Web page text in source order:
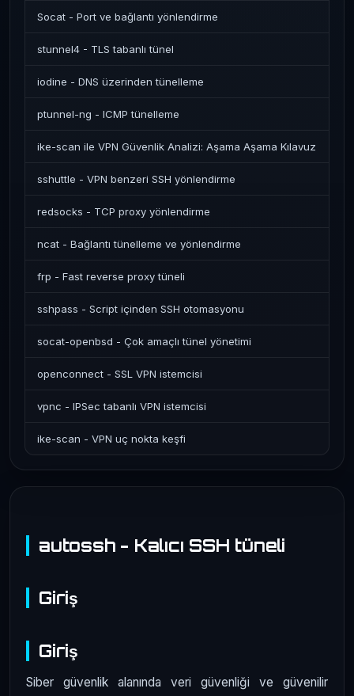
autossh - Kalıcı SSH tüneli
Giriş
Giriş
Siber güvenlik alanında veri güvenliği ve güvenilir
Socat - Port ve bağlantı yönlendirme
stunnel4 - TLS tabanlı tünel
iodine - DNS üzerinden tünelleme
ptunnel-ng - ICMP tünelleme
ike-scan ile VPN Güvenlik Analizi: Aşama Aşama Kılavuz
sshuttle - VPN benzeri SSH yönlendirme
redsocks - TCP proxy yönlendirme
ncat - Bağlantı tünelleme ve yönlendirme
frp - Fast reverse proxy tüneli
sshpass - Script içinden SSH otomasyonu
socat-openbsd - Çok amaçlı tünel yönetimi
openconnect - SSL VPN istemcisi
vpnc - IPSec tabanlı VPN istemcisi
ike-scan - VPN uç nokta keşfi